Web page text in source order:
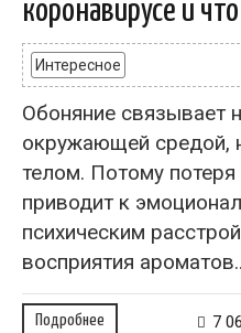
коронавирусе и
Интересное
Обоняние связывает
окружающей средой,
телом. Потому
приводит к
психическим
восприятия
Подробнее 7